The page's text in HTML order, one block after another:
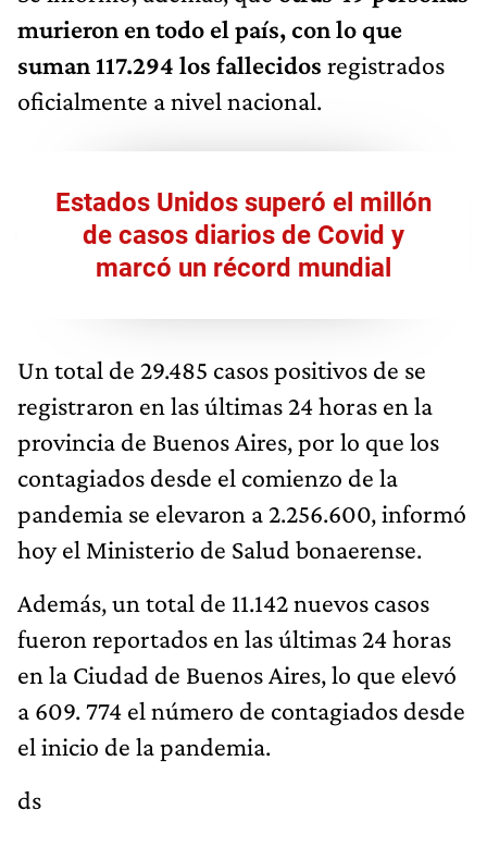
murieron en todo el país, con lo que
suman 117.294 los fallecidos registrados
oficialmente a nivel nacional.
Estados Unidos superó el millón
de casos diarios de Covid y
marcó un récord mundial
Un total de 29.485 casos positivos de se
registraron en las últimas 24 horas en la
provincia de Buenos Aires, por lo que los
contagiados desde el comienzo de la
pandemia se elevaron a 2.256.600, informó
hoy el Ministerio de Salud bonaerense.
Además, un total de 11.142 nuevos casos
fueron reportados en las últimas 24 horas
en la Ciudad de Buenos Aires, lo que elevó
a 609. 774 el número de contagiados desde
el inicio de la pandemia.
ds